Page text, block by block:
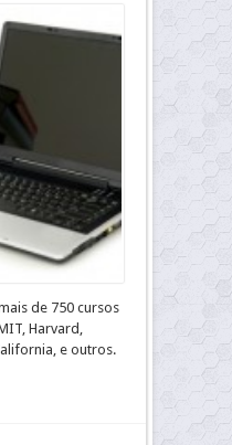
de 750 cursos
Harvard,
e outros.